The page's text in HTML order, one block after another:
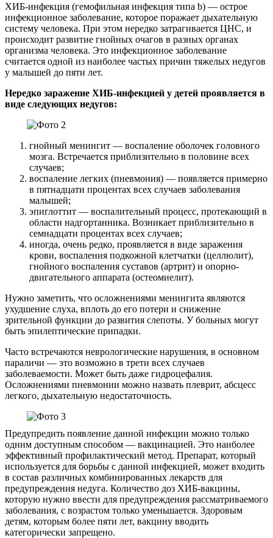
ХИБ-инфекция (гемофильная инфекция типа b) — острое
инфекционное заболевание, которое поражает дыхательную
систему человека. При этом нередко затрагивается ЦНС, и
происходит развитие гнойных очагов в разных органах
организма человека. Это инфекционное заболевание
считается одной из наиболее частых причин тяжелых недугов
у малышей до пяти лет.
Нередко заражение ХИБ-инфекцией у детей проявляется в
виде следующих недугов:
гнойный менингит — воспаление оболочек головного
мозга. Встречается приблизительно в половине всех
случаев;
воспаление легких (пневмония) — появляется примерно
в пятнадцати процентах всех случаев заболевания
малышей;
эпиглоттит — воспалительный процесс, протекающий в
области надгортанника. Возникает приблизительно в
семнадцати процентах всех случаев;
иногда, очень редко, проявляется в виде заражения
крови, воспаления подкожной клетчатки (целлюлит),
гнойного воспаления суставов (артрит) и опорно-
двигательного аппарата (остеомиелит).
Нужно заметить, что осложнениями менингита являются
ухудшение слуха, вплоть до его потери и снижение
зрительной функции до развития слепоты. У больных могут
быть эпилептические припадки.
Часто встречаются неврологические нарушения, в основном
параличи — это возможно в трети всех случаев
заболеваемости. Может быть даже гидроцефалия.
Осложнениями пневмонии можно назвать плеврит, абсцесс
легкого, дыхательную недостаточность.
Предупредить появление данной инфекции можно только
одним доступным способом — вакцинацией. Это наиболее
эффективный профилактический метод. Препарат, который
используется для борьбы с данной инфекцией, может входить
в состав различных комбинированных лекарств для
предупреждения недуга. Количество доз ХИБ-вакцины,
которую нужно ввести для предупреждения рассматриваемого
заболевания, с возрастом только уменьшается. Здоровым
детям, которым более пяти лет, вакцину вводить
категорически запрещено.